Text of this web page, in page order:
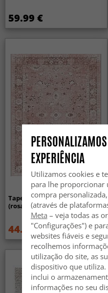
59.99 €
Tapete Wilton - Gombalia
(rosa)
44.99 € 59.99 €
EXPERIÊNCIA
Utilizamos cookies e
para lhe proporcionar
compra
(através de
Meta – veja todas as
"Configurações") e
websites fiáveis e
recolhemos
utilização do site, as
dispositivo que utiliza.
inclui o
informações no seu